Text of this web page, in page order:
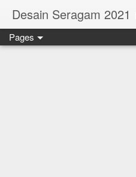
Desain Seragam 2021
Pages